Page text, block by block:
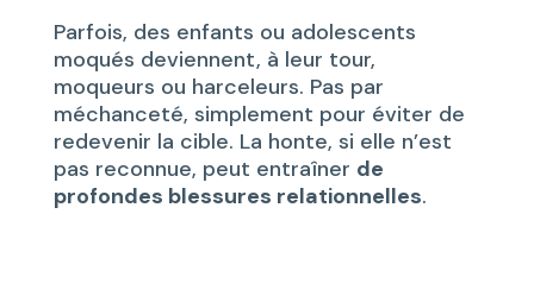
Parfois, des enfants ou adolescents
moqués deviennent, à leur tour,
moqueurs ou harceleurs. Pas par
méchanceté, simplement pour éviter de
redevenir la cible. La honte, si elle n’est
pas reconnue, peut entraîner de
profondes blessures relationnelles.